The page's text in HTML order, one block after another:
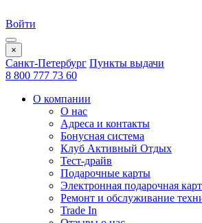
Войти
×
Санкт-Петербург Пункты выдачи
8 800 777 73 60
О компании
О нас
Адреса и контакты
Бонусная система
Клуб Активный Отдых
Тест-драйв
Подарочные карты
Электронная подарочная
Ремонт и обслуживание
Trade In